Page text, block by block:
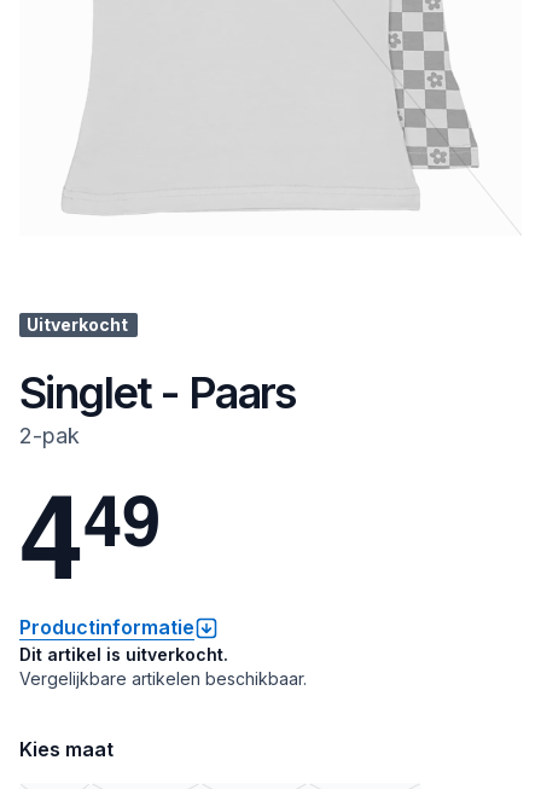
Uitverkocht
Singlet - Paars
2-pak
449
Productinformatie
Dit artikel is uitverkocht.
Vergelijkbare artikelen beschikbaar.
Kies maat